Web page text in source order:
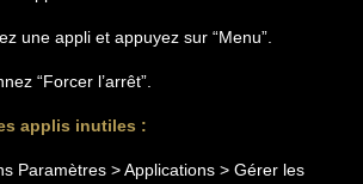
une appli et appuyez sur “Menu”.
“Forcer l’arrêt”.
applis inutiles :
Paramètres > Applications > Gérer les